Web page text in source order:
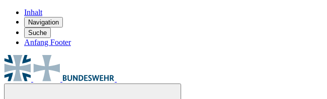
Inhalt
Navigation
Suche
Anfang Footer